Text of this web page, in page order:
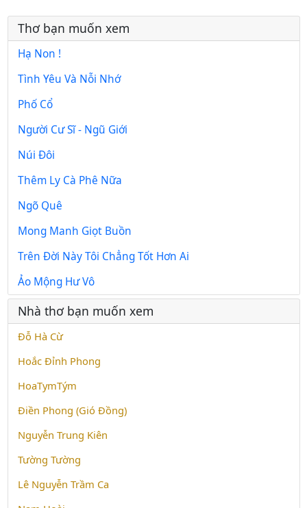
Thơ bạn muốn xem
Hạ Non !
Tình Yêu Và Nỗi Nhớ
Phố Cổ
Người Cư Sĩ - Ngũ Giới
Núi Đôi
Thêm Ly Cà Phê Nữa
Ngõ Quê
Mong Manh Giọt Buồn
Trên Đời Này Tôi Chẳng Tốt Hơn Ai
Ảo Mộng Hư Vô
Nhà thơ bạn muốn xem
Đỗ Hà Cừ
Hoắc Đỉnh Phong
HoaTymTým
Điền Phong (Gió Đồng)
Nguyễn Trung Kiên
Tường Tường
Lê Nguyễn Trầm Ca